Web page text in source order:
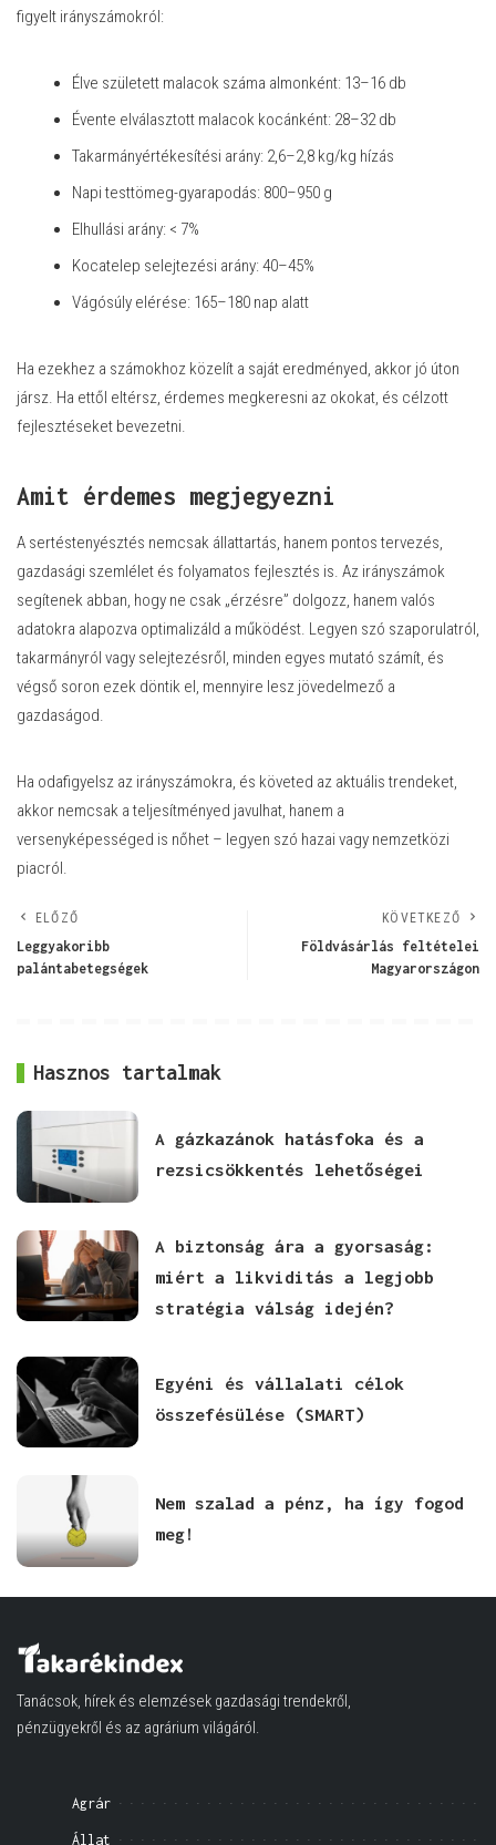
figyelt irányszámokról:
Élve született malacok száma almonként: 13–16 db
Évente elválasztott malacok kocánként: 28–32 db
Takarmányértékesítési arány: 2,6–2,8 kg/kg hízás
Napi testtömeg-gyarapodás: 800–950 g
Elhullási arány: < 7%
Kocatelep selejtezési arány: 40–45%
Vágósúly elérése: 165–180 nap alatt
Ha ezekhez a számokhoz közelít a saját eredményed, akkor jó úton
jársz. Ha ettől eltérsz, érdemes megkeresni az okokat, és célzott
fejlesztéseket bevezetni.
Amit érdemes megjegyezni
A sertéstenyésztés nemcsak állattartás, hanem pontos tervezés,
gazdasági szemlélet és folyamatos fejlesztés is. Az irányszámok
segítenek abban, hogy ne csak „érzésre” dolgozz, hanem valós
adatokra alapozva optimalizáld a működést. Legyen szó szaporulatról,
takarmányról vagy selejtezésről, minden egyes mutató számít, és
végső soron ezek döntik el, mennyire lesz jövedelmező a
gazdaságod.
Ha odafigyelsz az irányszámokra, és követed az aktuális trendeket,
akkor nemcsak a teljesítményed javulhat, hanem a
versenyképességed is nőhet – legyen szó hazai vagy nemzetközi
piacról.
ELŐZŐ
Leggyakoribb
palántabetegségek
KÖVETKEZŐ
Földvásárlás feltételei
Magyarországon
Hasznos tartalmak
A gázkazánok hatásfoka és a
rezsicsökkentés lehetőségei
A biztonság ára a gyorsaság:
miért a likviditás a legjobb
stratégia válság idején?
Egyéni és vállalati célok
összefésülése (SMART)
Nem szalad a pénz, ha így fogod
meg!
Tanácsok, hírek és elemzések gazdasági trendekről,
pénzügyekről és az agrárium világáról.
Agrár
Állat